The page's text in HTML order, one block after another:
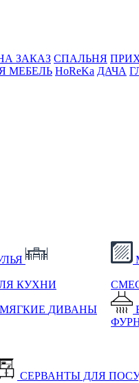
ЗАКАЗ СПАЛЬНЯ
МЕБЕЛЬ HoReKa ДАЧА
КУХНИ
ДИВАНЫ
СЕРВАНТЫ ДЛЯ